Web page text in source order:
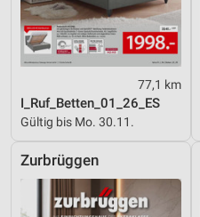
77,1 km
I_Ruf_Betten_01_26_ES
Gültig bis Mo. 30.11.
Zurbrüggen
Performance
Funktional